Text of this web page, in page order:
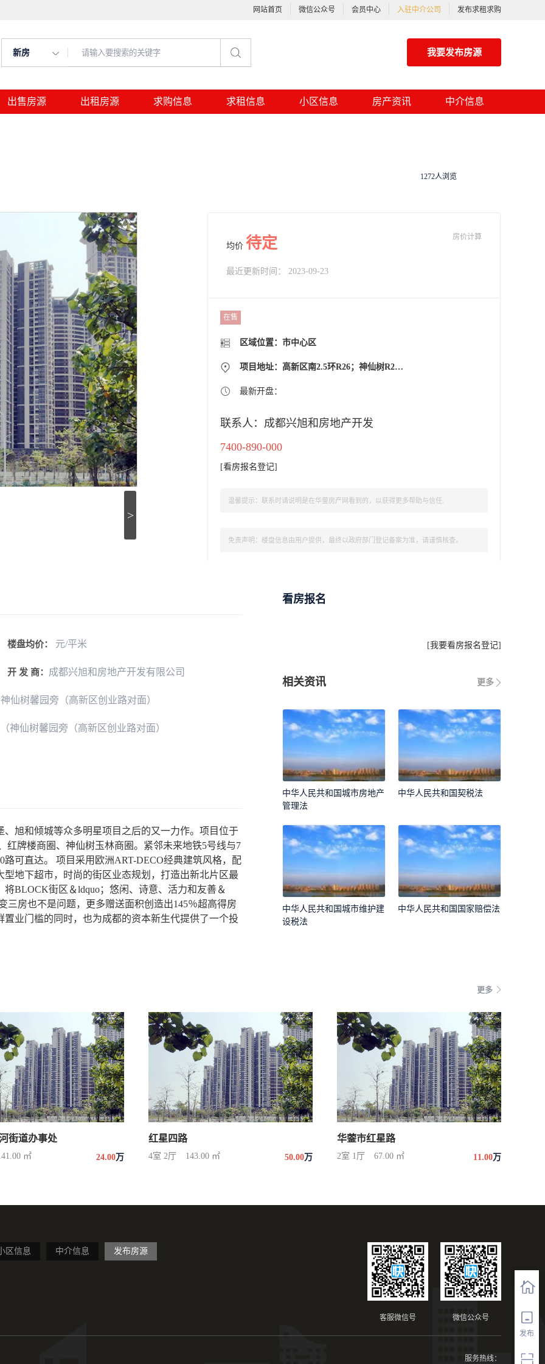
网站首页 微信公众号 会员中心 入驻中介公司 发布求租求购
新房 我要发布房源
出售房源 出租房源 求购信息 求租信息 小区信息 房产资讯 中介信息
发布
1272人浏览
>
均价 待定 房价计算
最近更新时间： 2023-09-23
在售
区域位置： 市中心区
项目地址：高新区南2.5环R26；神仙树R26；新乐路（神仙树馨园旁（高新区创业路对面）
最新开盘：
联系人：成都兴旭和房地产开发
7400-890-000
[看房报名登记]
温馨提示：联系时请说明是在华蓥房产网看到的，以获得更多帮助与信任.
免责声明：楼盘信息由用户提供，最终以政府部门登记备案为准，请谨慎核查。
楼盘均价： 元/平米
开 发 商： 成都兴旭和房地产开发有限公司
仙树馨园旁（高新区创业路对面）
神仙树馨园旁（高新区创业路对面）
旭和倾城等众多明星项目之后的又一力作。项目位于
红牌楼商圈、神仙树玉林商圈。紧邻未来地铁5号线与7
可直达。 项目采用欧洲ART-DECO经典建筑风格，配
地下超市，时尚的街区业态规划，打造出新北片区最
BLOCK街区＆ldquo；悠闲、诗意、活力和友善＆
三房也不是问题，更多赠送面积创造出145％超高得房
业门槛的同时，也为成都的资本新生代提供了一个投
看房报名
[我要看房报名登记]
更多
相关资讯
中华人民共和国城市房地产
管理法
中华人民共和国契税法
中华人民共和国城市维护建
设税法
中华人民共和国国家赔偿法
更多
街道办事处
㎡ 24.00万
红星四路
4室 2厅 143.00 ㎡ 50.00万
华蓥市红星路
2室 1厅 67.00 ㎡ 11.00万
区信息 中介信息 发布房源
微信公众号
客服微信号
服务热线：